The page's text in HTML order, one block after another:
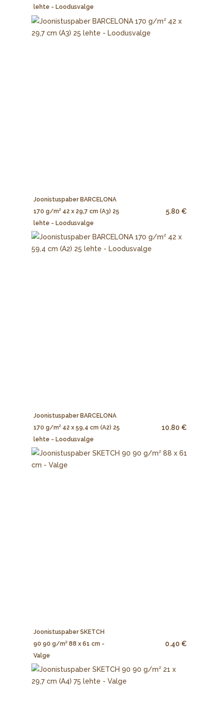
lehte - Loodusvalge
Joonistuspaber BARCELONA
170 g/m² 42 x 29,7 cm (A3) 25
lehte - Loodusvalge
5.80 €
Joonistuspaber BARCELONA
170 g/m² 42 x 59,4 cm (A2) 25
lehte - Loodusvalge
10.80 €
Joonistuspaber SKETCH
90 90 g/m² 88 x 61 cm -
Valge
0.40 €